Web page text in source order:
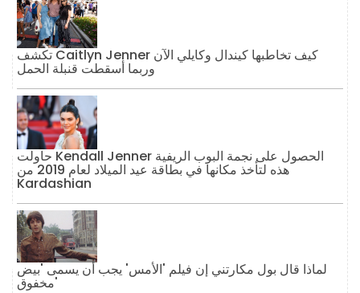
تكشف Caitlyn Jenner كيف تخاطبها كيندال وكايلي الآن
وربما أسقطت قنبلة الحمل
حاولت Kendall Jenner الحصول على نجمة البوب ​​الريفية
هذه لتأخذ مكانها في بطاقة عيد الميلاد لعام 2019 من
Kardashian
لماذا قال بول مكارتني إن فيلم 'الأمس' يجب أن يسمى 'بيض
مخفوق'